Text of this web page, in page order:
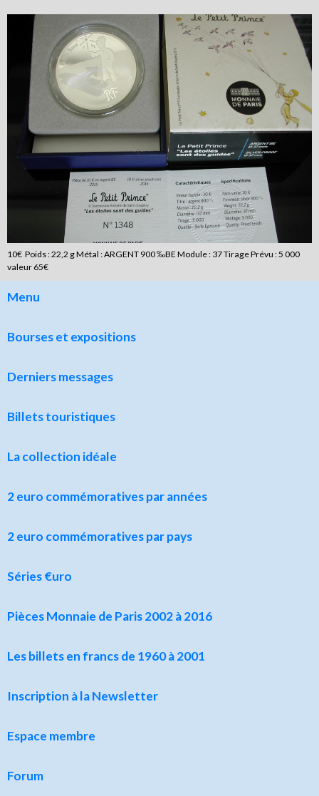
10€ Poids : 22,2 g Métal : ARGENT 900 ‰BE Module : 37 Tirage Prévu : 5 000
valeur 65€
Menu
Bourses et expositions
Derniers messages
Billets touristiques
La collection idéale
2 euro commémoratives par années
2 euro commémoratives par pays
Séries €uro
Pièces Monnaie de Paris 2002 à 2016
Les billets en francs de 1960 à 2001
Inscription à la Newsletter
Espace membre
Forum